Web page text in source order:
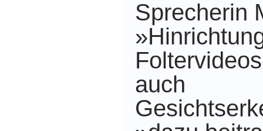
Sprecherin
auch